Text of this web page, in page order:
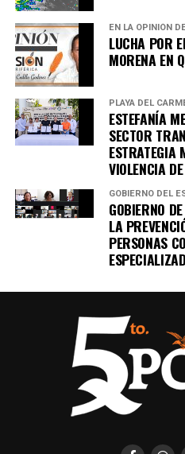
Únete al canal
Quinto Poder
y
importantes de
en tu teléfono.
Unirme al canal
EN LA OPINIÓN
LUCHA POR
MORENA EN
PLAYA DEL
ESTEFANÍA
SECTOR
ESTRATEGIA
VIOLENCIA
GOBIERNO DEL
GOBIERNO
LA
PERSONAS